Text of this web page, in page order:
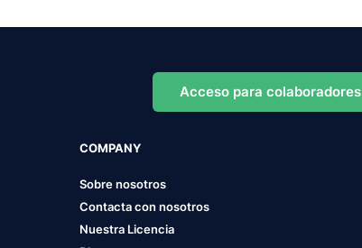
Acceso para colaboradores
COMPANY
Sobre nosotros
Contacta con nosotros
Nuestra Licencia